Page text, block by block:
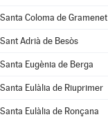
Santa Coloma de Gramenet
Sant Adrià de Besòs
Santa Eugènia de Berga
Santa Eulàlia de Riuprimer
Santa Eulàlia de Ronçana